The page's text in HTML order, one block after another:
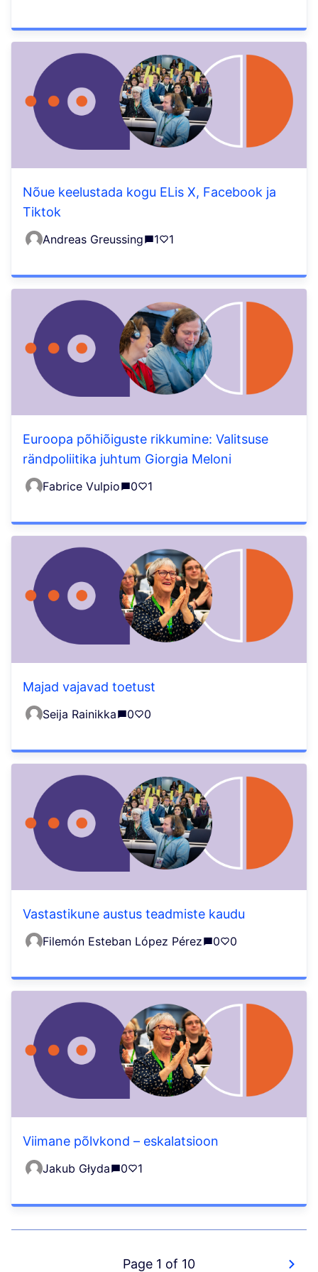
Nõue keelustada kogu ELis X, Facebook ja
Tiktok
Andreas Greussing 1 1
Euroopa põhiõiguste rikkumine: Valitsuse
rändpoliitika juhtum Giorgia Meloni
Fabrice Vulpio 0 1
Majad vajavad toetust
Seija Rainikka 0 0
Vastastikune austus teadmiste kaudu
Filemón Esteban López Pérez 0 0
Viimane põlvkond – eskalatsioon
Jakub Głyda 0 1
Page 1 of 10